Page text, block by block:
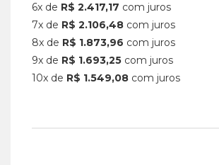
6x de R$ 2.417,17 com juros
7x de R$ 2.106,48 com juros
8x de R$ 1.873,96 com juros
9x de R$ 1.693,25 com juros
10x de R$ 1.549,08 com juros